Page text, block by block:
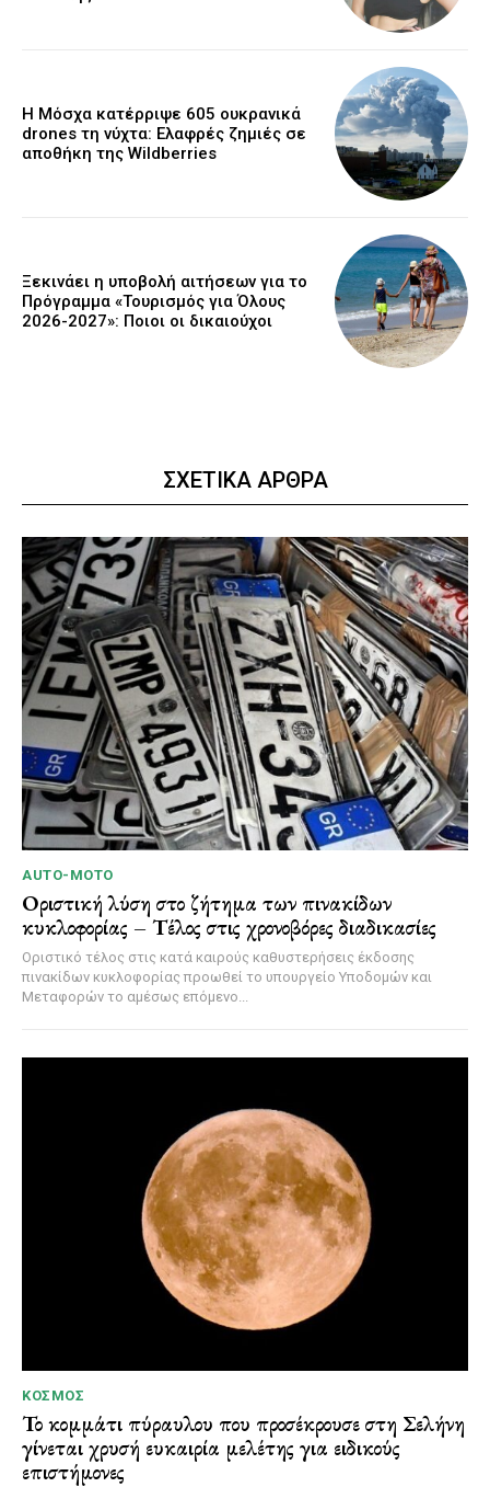
Η Μόσχα κατέρριψε 605 ουκρανικά
drones τη νύχτα: Ελαφρές ζημιές σε
αποθήκη της Wildberries
Ξεκινάει η υποβολή αιτήσεων για το
Πρόγραμμα «Τουρισμός για Όλους
2026-2027»: Ποιοι οι δικαιούχοι
ΣΧΕΤΙΚΑ ΑΡΘΡΑ
AUTO-MOTO
Οριστική λύση στο ζήτημα των πινακίδων
κυκλοφορίας – Τέλος στις χρονοβόρες διαδικασίες
Οριστικό τέλος στις κατά καιρούς καθυστερήσεις έκδοσης
πινακίδων κυκλοφορίας προωθεί το υπουργείο Υποδομών και
Μεταφορών το αμέσως επόμενο...
ΚΌΣΜΟΣ
Το κομμάτι πύραυλου που προσέκρουσε στη Σελήνη
γίνεται χρυσή ευκαιρία μελέτης για ειδικούς
επιστήμονες